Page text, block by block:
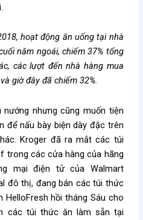
hoạt động ăn uống tại nhà
năm ngoái, chiếm 37% tổng
các lượt đến nhà hàng mua
giờ đây đã chiếm 32%.
nhưng cũng muốn tiện
để nấu bày biện dày đặc trên
Kroger đã ra mắt các túi
trong các cửa hàng của hãng
mại điện tử của Walmart
đô thị, đang bán các túi thức
HelloFresh hồi tháng Sáu cho
các túi thức ăn làm sẵn tại